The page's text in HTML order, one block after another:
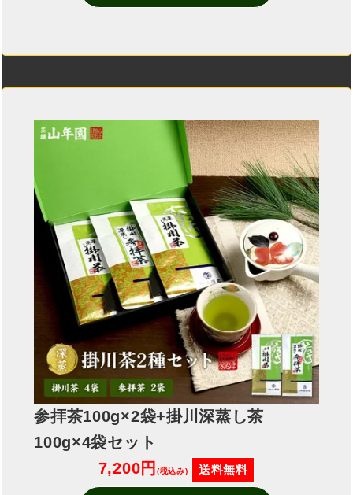
参拝茶100g×2袋+掛川深蒸し茶
100g×4袋セット
7,200円 (税込み) 送料無料